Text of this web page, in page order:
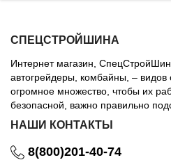
СПЕЦСТРОЙШИНА
Интернет магазин,
автогрейдеры, комбайны, – видов
огромное множество, чтобы их
безопасной, важно правильно
НАШИ КОНТАКТЫ
8(800)201-40-74